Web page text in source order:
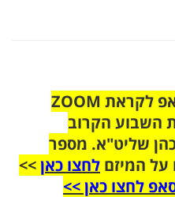
הצטרפו לקבוצת הוואטסאפ לקראת ZOOM
השבוע הקרוב
שליט"א. מספר
על המיזם לחצו כאן>>
לחצו כאן >>